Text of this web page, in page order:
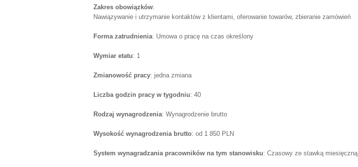
Zakres obowiązków:
Nawiązywanie i utrzymanie kontaktów z klientami, oferowanie towarów, zbieranie zamówień
Forma zatrudnienia: Umowa o pracę na czas określony
Wymiar etatu: 1
Zmianowość pracy: jedna zmiana
Liczba godzin pracy w tygodniu: 40
Rodzaj wynagrodzenia: Wynagrodzenie brutto
Wysokość wynagrodzenia brutto: od 1 850 PLN
System wynagradzania pracowników na tym stanowisku: Czasowy ze stawką miesięczną